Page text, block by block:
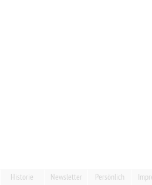
Historie Newsletter Persönlich